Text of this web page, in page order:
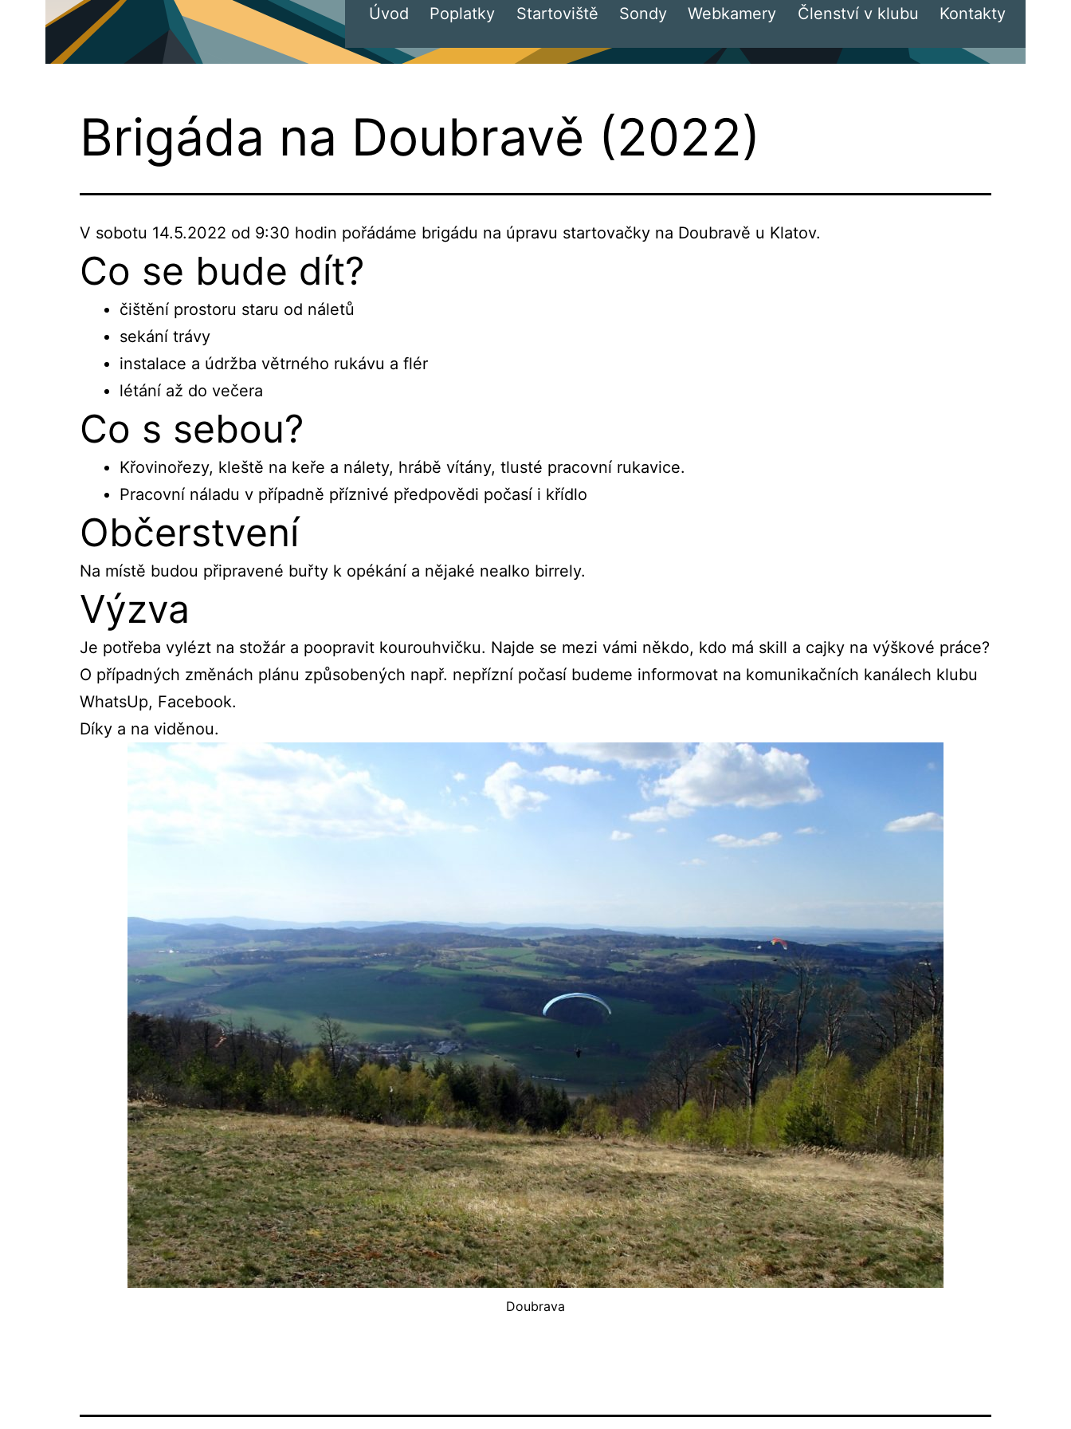
PG
Úvod Poplatky Startoviště Sondy Webkamery Členství v klubu Kontakty
Brigáda na Doubravě (2022)
V sobotu 14.5.2022 od 9:30 hodin pořádáme brigádu na úpravu startovačky na Doubravě u Klatov.
Co se bude dít?
čištění prostoru staru od náletů
sekání trávy
instalace a údržba větrného rukávu a flér
létání až do večera
Co s sebou?
Křovinořezy, kleště na keře a nálety, hrábě vítány, tlusté pracovní rukavice.
Pracovní náladu v případně příznivé předpovědi počasí i křídlo
Občerstvení
Na místě budou připravené buřty k opékání a nějaké nealko birrely.
Výzva
Je potřeba vylézt na stožár a poopravit kourouhvičku. Najde se mezi vámi někdo, kdo má skill a cajky na výškové práce?
O případných změnách plánu způsobených např. nepřízní počasí budeme informovat na komunikačních kanálech klubu
WhatsUp, Facebook.
Díky a na viděnou.
Doubrava